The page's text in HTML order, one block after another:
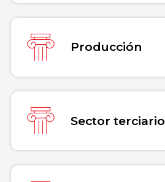
Producción
Sector terciario